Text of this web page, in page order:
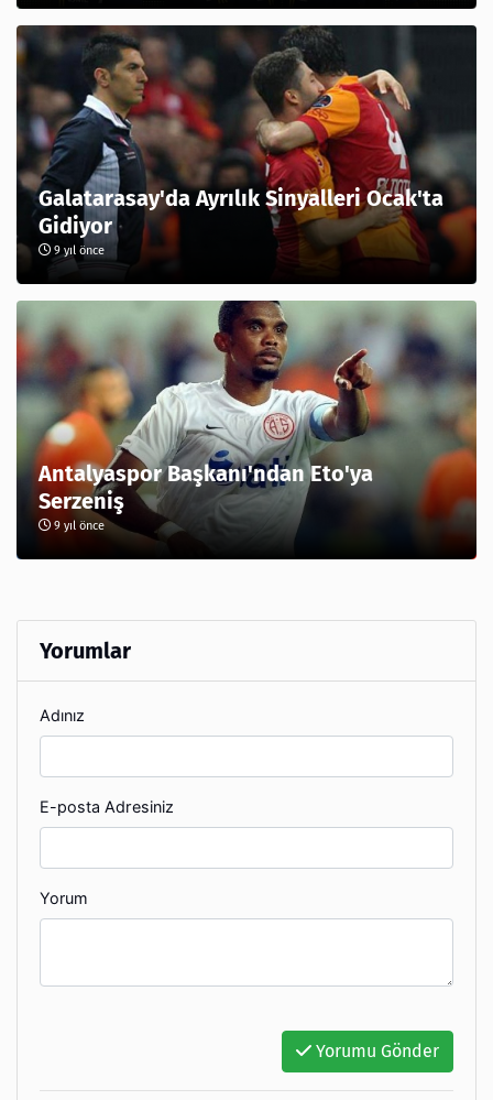
Galatarasay'da Ayrılık Sinyalleri Ocak'ta
Gidiyor
9 yıl önce
Antalyaspor Başkanı'ndan Eto'ya
Serzeniş
9 yıl önce
Yorumlar
Adınız
E-posta Adresiniz
Yorum
Yorumu Gönder